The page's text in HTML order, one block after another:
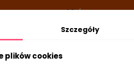
KODEM:NEWLOOK26/TUBADZIN-
Płytki
Szczegóły
plików cookies